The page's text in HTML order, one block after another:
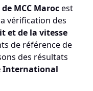
MCC Marocest
vérification des
et de la vitesse
de référence de
des résultats
International